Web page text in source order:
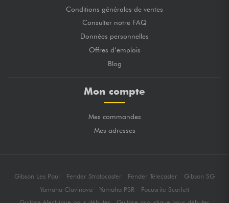
Conditions générales de ventes
Consulter notre FAQ
Données personnelles
Offres d’emplois
Blog
Mon compte
Mes commandes
Mes adresses
Gibson Les Paul Fender Stratocaster Fender Telecaster
Gibson SG
Yamaha Clavinova
Yamaha PSR
Focusrite Scarlett